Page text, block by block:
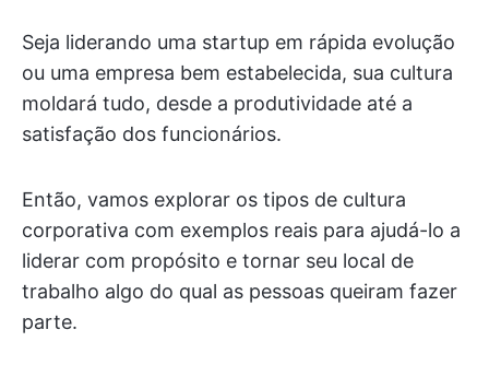
Seja liderando uma startup em rápida evolução
ou uma empresa bem estabelecida, sua cultura
moldará tudo, desde a produtividade até a
satisfação dos funcionários.
Então, vamos explorar os tipos de cultura
corporativa com exemplos reais para ajudá-lo a
liderar com propósito e tornar seu local de
trabalho algo do qual as pessoas queiram fazer
parte.